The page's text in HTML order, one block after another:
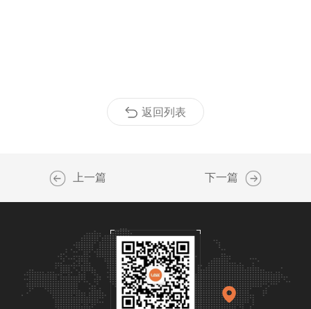
返回列表
上一篇 下一篇